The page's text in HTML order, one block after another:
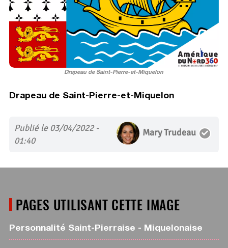
Drapeau de Saint-Pierre-et-Miquelon
Drapeau de Saint-Pierre-et-Miquelon
Publié le 03/04/2022 -
01:40
Mary Trudeau
PAGES UTILISANT CETTE IMAGE
Personnalité Saint-Pierraise - Miquelonaise